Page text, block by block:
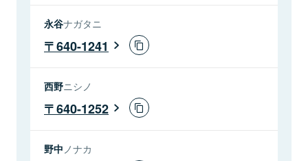
永谷ナガタニ
640-1241
西野ニシノ
640-1252
野中 ノナカ